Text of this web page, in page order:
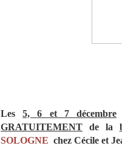
Les5, 6 et 7 décembre
GRATUITEMENT de la
SOLOGNE chez Cécile et